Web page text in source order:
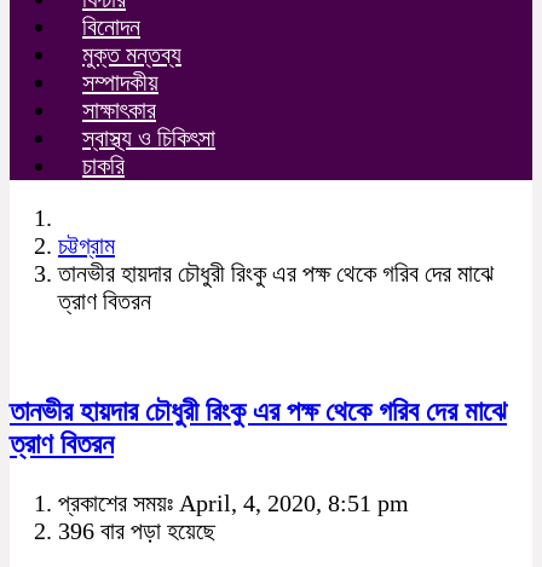
বিনোদন
মুক্ত মন্তব্য
সম্পাদকীয়
সাক্ষাৎকার
স্বাস্থ্য ও চিকিৎসা
চাকরি
চট্টগ্রাম
তানভীর হায়দার চৌধুরী রিংকু এর পক্ষ থেকে গরিব দের মাঝে
ত্রাণ বিতরন
তানভীর হায়দার চৌধুরী রিংকু এর পক্ষ থেকে গরিব দের মাঝে
ত্রাণ বিতরন
প্রকাশের সময়ঃ April, 4, 2020, 8:51 pm
396 বার পড়া হয়েছে